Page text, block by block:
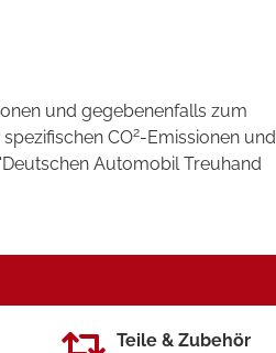
und gegebenenfalls zum
CO2-Emissionen und
Automobil Treuhand
Teile & Zubehör